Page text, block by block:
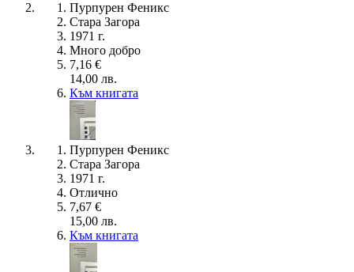
Пурпурен Феникс
Стара Загора
1971 г.
Много добро
7,16 €
14,00 лв.
Към книгата
Пурпурен Феникс
Стара Загора
1971 г.
Отлично
7,67 €
15,00 лв.
Към книгата